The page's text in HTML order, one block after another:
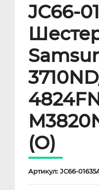
JC66-
(O)
Артикул: JC66-